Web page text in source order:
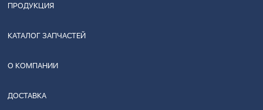
ПРОДУКЦИЯ
КАТАЛОГ ЗАПЧАСТЕЙ
О КОМПАНИИ
ДОСТАВКА